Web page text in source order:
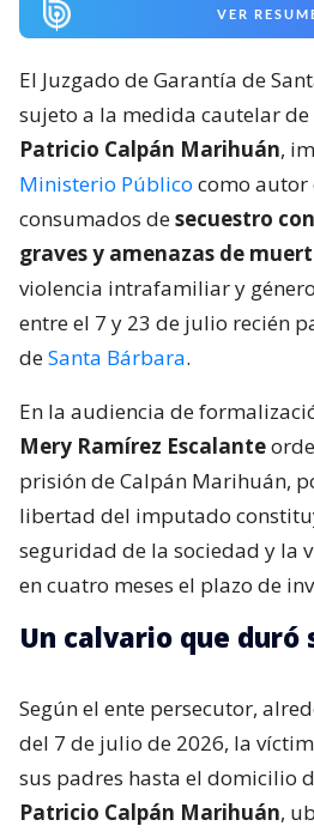
VER
El Juzgado de Garantía de
sujeto a la medida cautelar
Patricio Calpán Marihuán,
Ministerio Público como autor
consumados desecuestro
graves y amenazas de
violencia intrafamiliar y
entre el 7 y 23 de julio recién
deSanta Bárbara.
En la audiencia de
Mery Ramírez Escalante
prisión de Calpán Marihuán,
libertad del imputado
seguridad de la sociedad y la
en cuatro meses el plazo de
Un calvario que duró
Según el ente persecutor,
del 7 de julio de 2026, la
sus padres hasta el domicilio
Patricio Calpán Marihuán,